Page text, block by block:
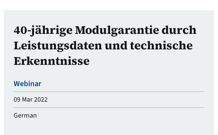
40-jährige Modulgarantie durch
Leistungsdaten und technische
Erkenntnisse
Webinar
09 Mar 2022
German